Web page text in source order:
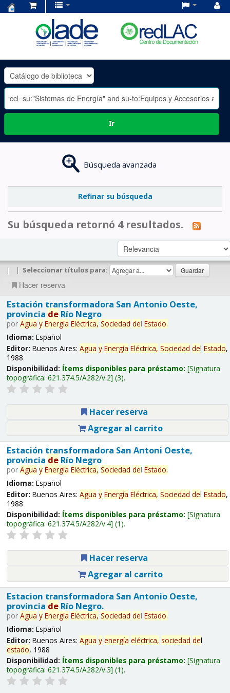
OLADE
-
Ir
Búsqueda avanzada
Refinar su búsqueda
Su búsqueda retornó 4 resultados.
| | Seleccionar títulos para:
Hacer reserva
Estación transformadora San Antonio Oeste,
provincia deRío Negro
por Agua y Energía Eléctrica, Sociedad del Estado.
Idioma: Español
Editor: Buenos Aires: Agua y Energía Eléctrica, Sociedad del Estado,
1988
Disponibilidad: Ítems disponibles para préstamo: Signatura
topográfica: 621.374.5/A282/v.2 (3).
Hacer reserva
Agregar al carrito
Estación transformadora San Antoni Oeste,
provincia deRío Negro
por Agua y Energía Eléctrica, Sociedad del Estado.
Idioma: Español
Editor: Buenos Aires: Agua y Energía Eléctrica, Sociedad del Estado,
1988
Disponibilidad: Ítems disponibles para préstamo: Signatura
topográfica: 621.374.5/A282/v.4 (1).
Hacer reserva
Agregar al carrito
Estacion transformadora San Antonio Oeste,
provincia deRío Negro.
por Agua y Energía Eléctrica, Sociedad del Estado.
Idioma: Español
Editor: Buenos Aires: Agua y energía eléctrica, sociedad del
estado, 1988
Disponibilidad: Ítems disponibles para préstamo: Signatura
topográfica: 621.374.5/A282/v.3 (1).